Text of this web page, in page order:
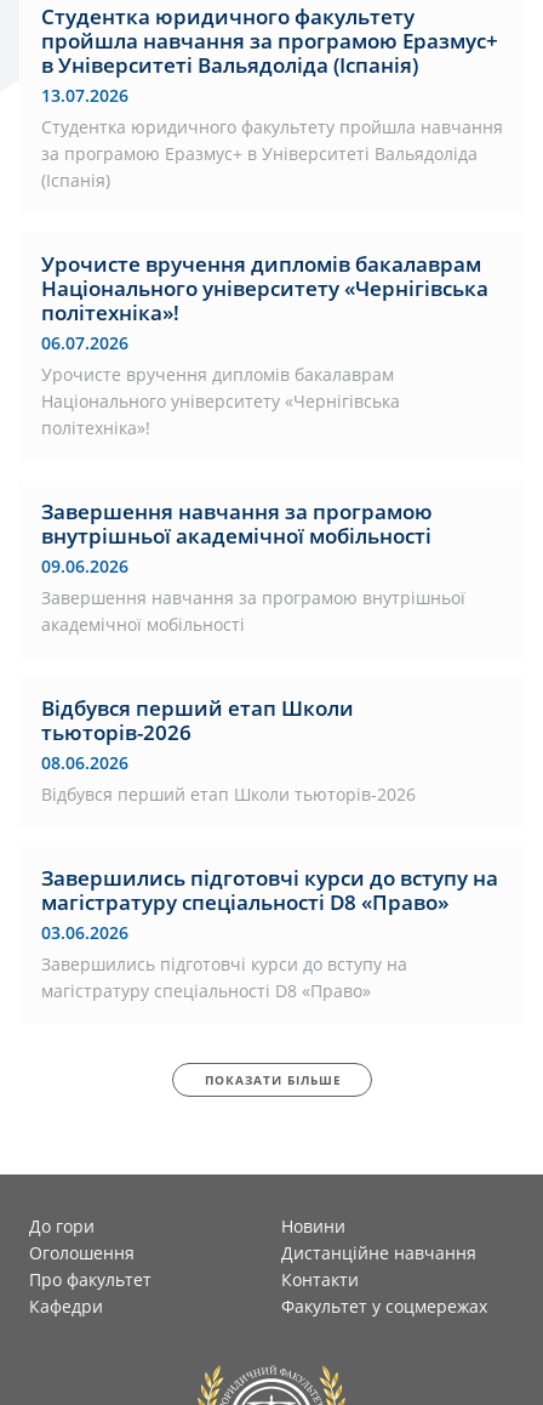
Студентка юридичного факультету
пройшла навчання за програмою Еразмус+
в Університеті Вальядоліда (Іспанія)
13.07.2026
Студентка юридичного факультету пройшла навчання
за програмою Еразмус+ в Університеті Вальядоліда
(Іспанія)
Урочисте вручення дипломів бакалаврам
Національного університету «Чернігівська
політехніка»!
06.07.2026
Урочисте вручення дипломів бакалаврам
Національного університету «Чернігівська
політехніка»!
Завершення навчання за програмою
внутрішньої академічної мобільності
09.06.2026
Завершення навчання за програмою внутрішньої
академічної мобільності
Відбувся перший етап Школи
тьюторів-2026
08.06.2026
Відбувся перший етап Школи тьюторів-2026
Завершились підготовчі курси до вступу на
магістратуру спеціальності D8 «Право»
03.06.2026
Завершились підготовчі курси до вступу на
магістратуру спеціальності D8 «Право»
ПОКАЗАТИ БІЛЬШЕ
До гори
Новини
Оголошення
Дистанційне навчання
Про факультет
Контакти
Кафедри
Факультет у соцмережах